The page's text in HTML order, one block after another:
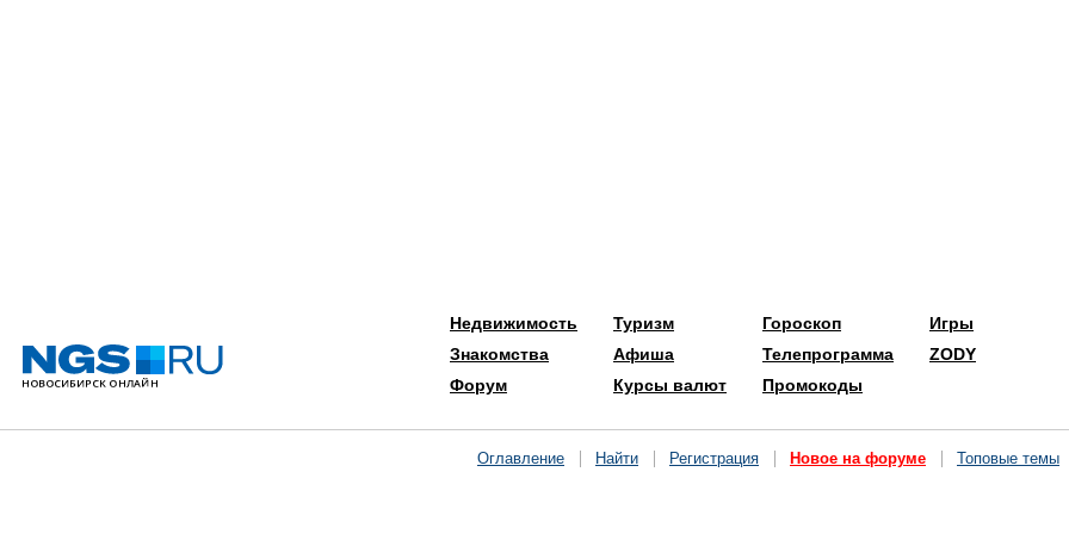
Недвижимость
Знакомства
Форум
Туризм
Афиша
Курсы валют
Гороскоп
Телепрограмма
Промокоды
Игры
ZODY
Оглавление Найти Регистрация Новое на форуме Топовые темы